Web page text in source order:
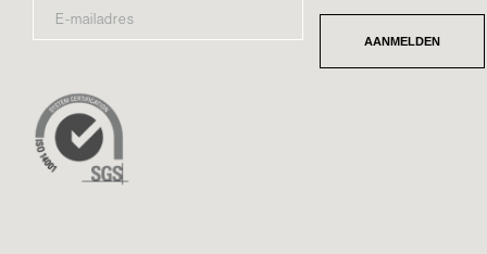
MAILADRES* AANMELDEN